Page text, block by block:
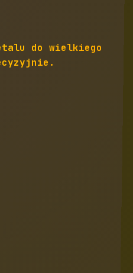
do wielkiego